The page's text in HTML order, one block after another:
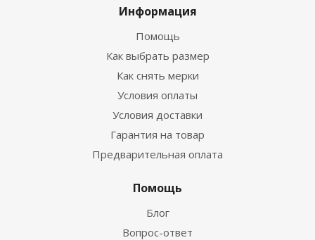
Нет в наличии
Информация
Помощь
Как выбрать размер
Как снять мерки
Условия оплаты
Условия доставки
Гарантия на товар
Предварительная оплата
Помощь
Блог
Вопрос-ответ